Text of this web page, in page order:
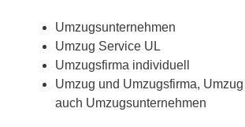
Umzugsunternehmen
Umzug Service UL
Umzugsfirma individuell
Umzug und Umzugsfirma,
auch Umzugsunternehmen